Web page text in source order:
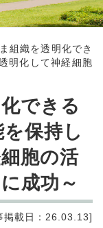
組織を透明化でき
明化して神経細胞
できる
保持し
胞の活
成功～
掲載日：26.03.13]